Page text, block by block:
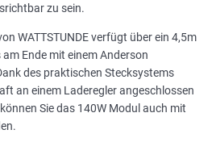
zu sein.
WATTSTUNDE verfügt über ein 4,5m
Ende mit einem Anderson
des praktischen Stecksystems
an einem Laderegler angeschlossen
Sie das 140W Modul auch mit